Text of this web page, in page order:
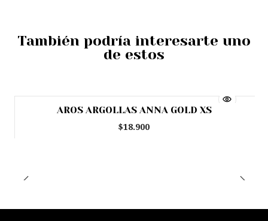
También podría interesarte uno
de estos
AROS ARGOLLAS ANNA GOLD XS
$18.900